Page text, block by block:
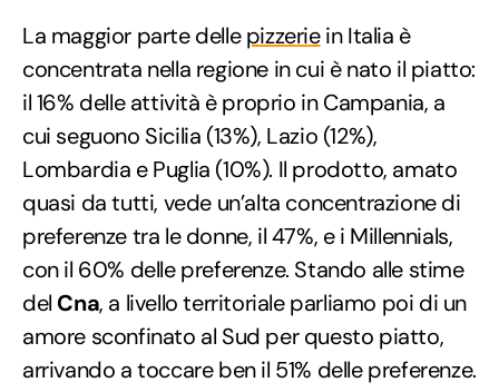
La maggior parte dellepizzeriein Italia è
concentrata nella regione in cui è nato il piatto:
il 16% delle attività è proprio in Campania, a
cui seguono Sicilia (13%), Lazio (12%),
Lombardia e Puglia (10%). Il prodotto, amato
quasi da tutti, vede un’alta concentrazione di
preferenze tra le donne, il 47%, e i Millennials,
con il 60% delle preferenze. Stando alle stime
del Cna, a livello territoriale parliamo poi di un
amore sconfinato al Sud per questo piatto,
arrivando a toccare ben il 51% delle preferenze.